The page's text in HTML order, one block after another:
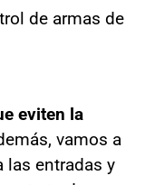
de armas de
eviten la
vamos a
las entradas y